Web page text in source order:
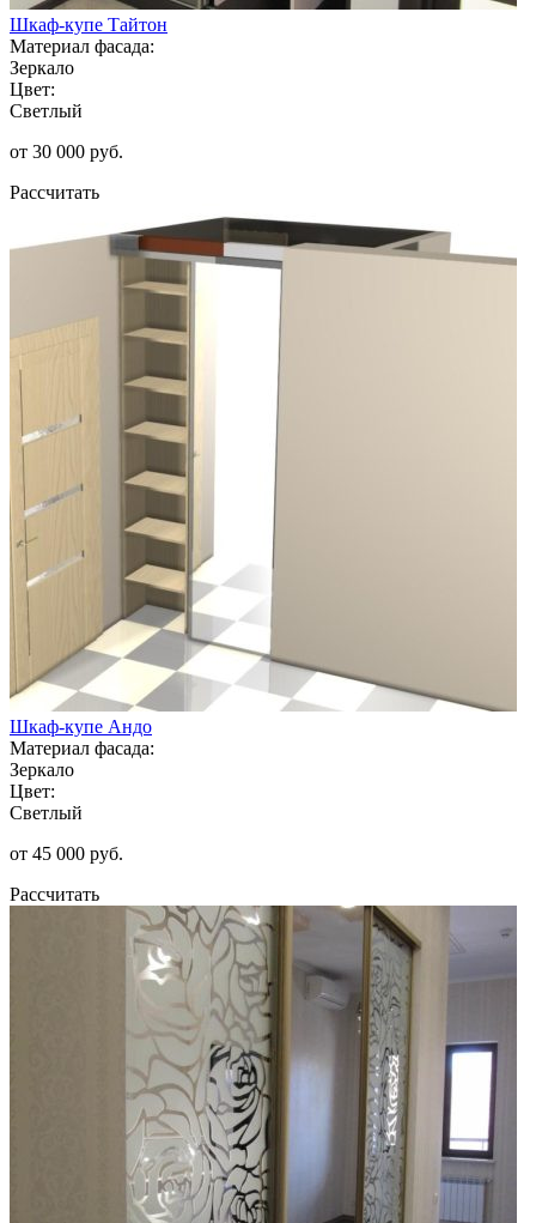
Шкаф-купе Тайтон
Материал фасада:
Зеркало
Цвет:
Светлый
от 30 000 руб.
Рассчитать
Шкаф-купе Андо
Материал фасада:
Зеркало
Цвет:
Светлый
от 45 000 руб.
Рассчитать